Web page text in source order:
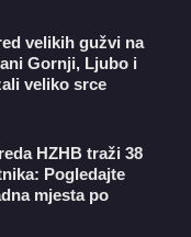
velikih gužvi na
Gornji, Ljubo i
veliko srce
HZHB traži 38
Pogledajte
mjesta po